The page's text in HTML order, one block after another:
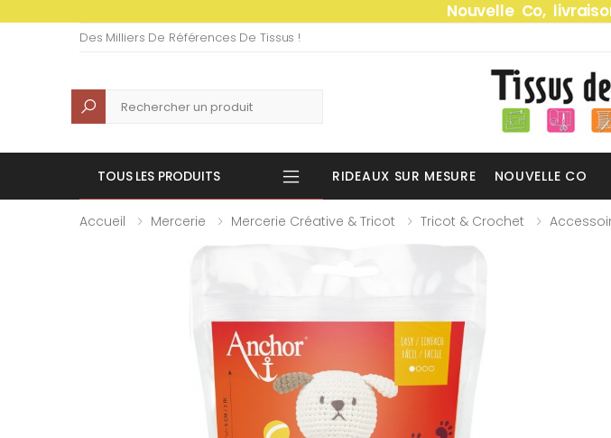
Nouvelle Co,
Des Milliers De Références De Tissus !
Recherche
TOUS LES PRODUITS RIDEAUX SUR MESURE NOUVELLE CO
Accueil Mercerie Mercerie Créative & Tricot Tricot & Crochet